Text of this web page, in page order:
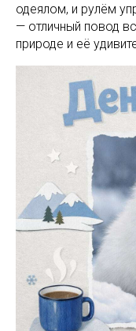
одеялом, и рулём
— отличный повод
природе и её